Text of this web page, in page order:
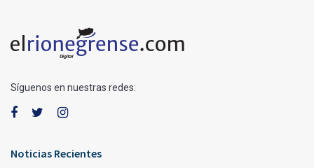
Síguenos en nuestras redes:
Noticias Recientes